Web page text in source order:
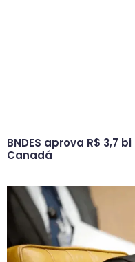
BNDES aprova R$ 3,7
Canadá